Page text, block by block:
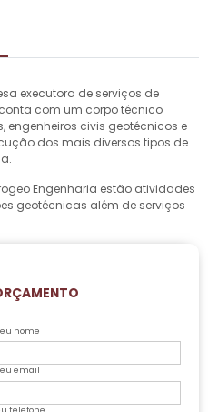
executora de serviços de
com um corpo técnico
engenheiros civis geotécnicos e
dos mais diversos tipos de
Engenharia estão atividades
geotécnicas além de serviços
nome
email